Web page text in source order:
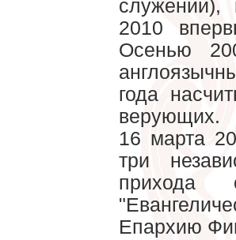
2010
Осенью
года
верующих.
16 марта
три
прихода
Епархию